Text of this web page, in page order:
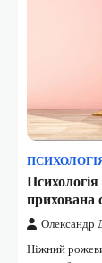
прихована
Олександр
Ніжний